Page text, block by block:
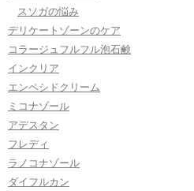
スソガの悩み
デリケートゾーンのケア
コラージュフルフル泡石鹸
インクリア
エンペシドクリーム
ミコナゾール
アデスタン
フレディ
ラノコナゾール
ダイフルカン